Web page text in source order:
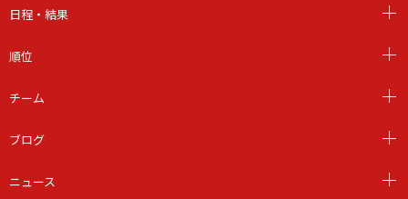
日程・結果
順位
チーム
ブログ
ニュース